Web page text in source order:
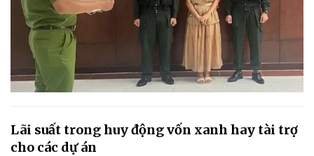
Lãi suất trong huy động vốn xanh hay tài trợ
cho các dự án